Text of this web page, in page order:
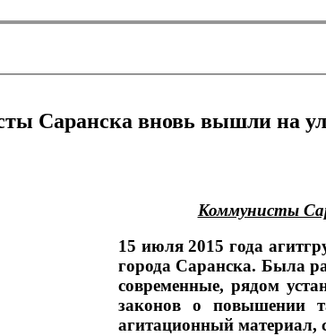
Саранска вновь вышли на
Коммунисты
15 июля 2015 года
города Саранска. Была
современные, рядом
законов о повышении
агитационный материал,